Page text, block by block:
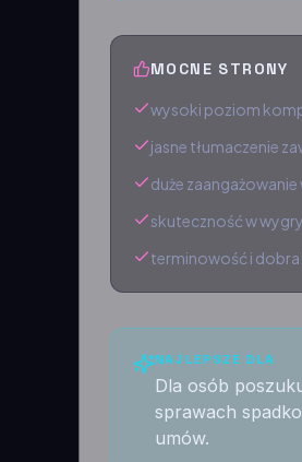
MOCNE STRONY
wysoki poziom
jasne tłumaczenie
duże
skuteczność w
terminowość i
NAJLEPSZE DLA
Dla osób
sprawach
umów.